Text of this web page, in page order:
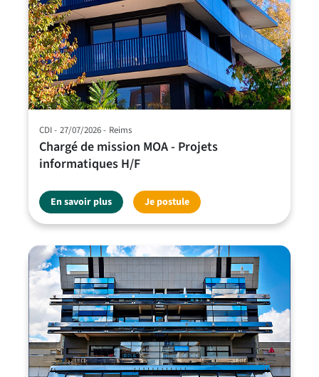
CDI 27/07/2026 Reims
Chargé de mission MOA - Projets
informatiques H/F
En savoir plus Je postule